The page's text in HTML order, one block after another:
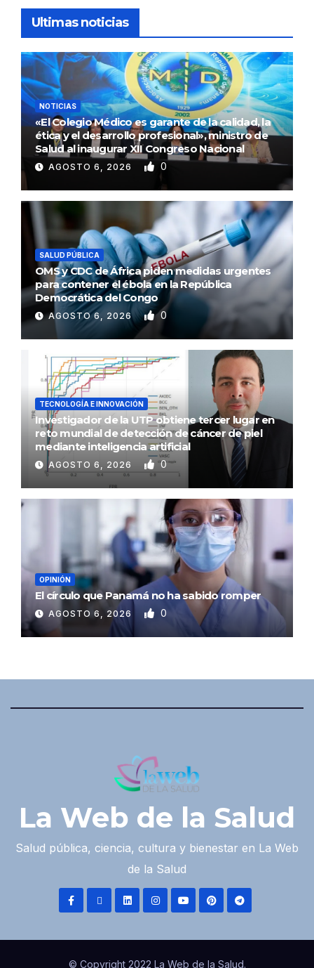
Ultimas noticias
NOTICIAS
«El Colegio Médico es garante de la calidad, la
ética y el desarrollo profesional», ministro de
Salud al inaugurar XII Congreso Nacional
AGOSTO 6, 2026 0
SALUD PÚBLICA
OMS y CDC de África piden medidas urgentes
para contener el ébola en la República
Democrática del Congo
AGOSTO 6, 2026 0
TECNOLOGÍA E INNOVACIÓN
Investigador de la UTP obtiene tercer lugar en
reto mundial de detección de cáncer de piel
mediante inteligencia artificial
AGOSTO 6, 2026 0
OPINIÓN
El círculo que Panamá no ha sabido romper
AGOSTO 6, 2026 0
La Web de la Salud
Salud pública, ciencia, cultura y bienestar en La Web
de la Salud
© Copyright 2022 La Web de la Salud.